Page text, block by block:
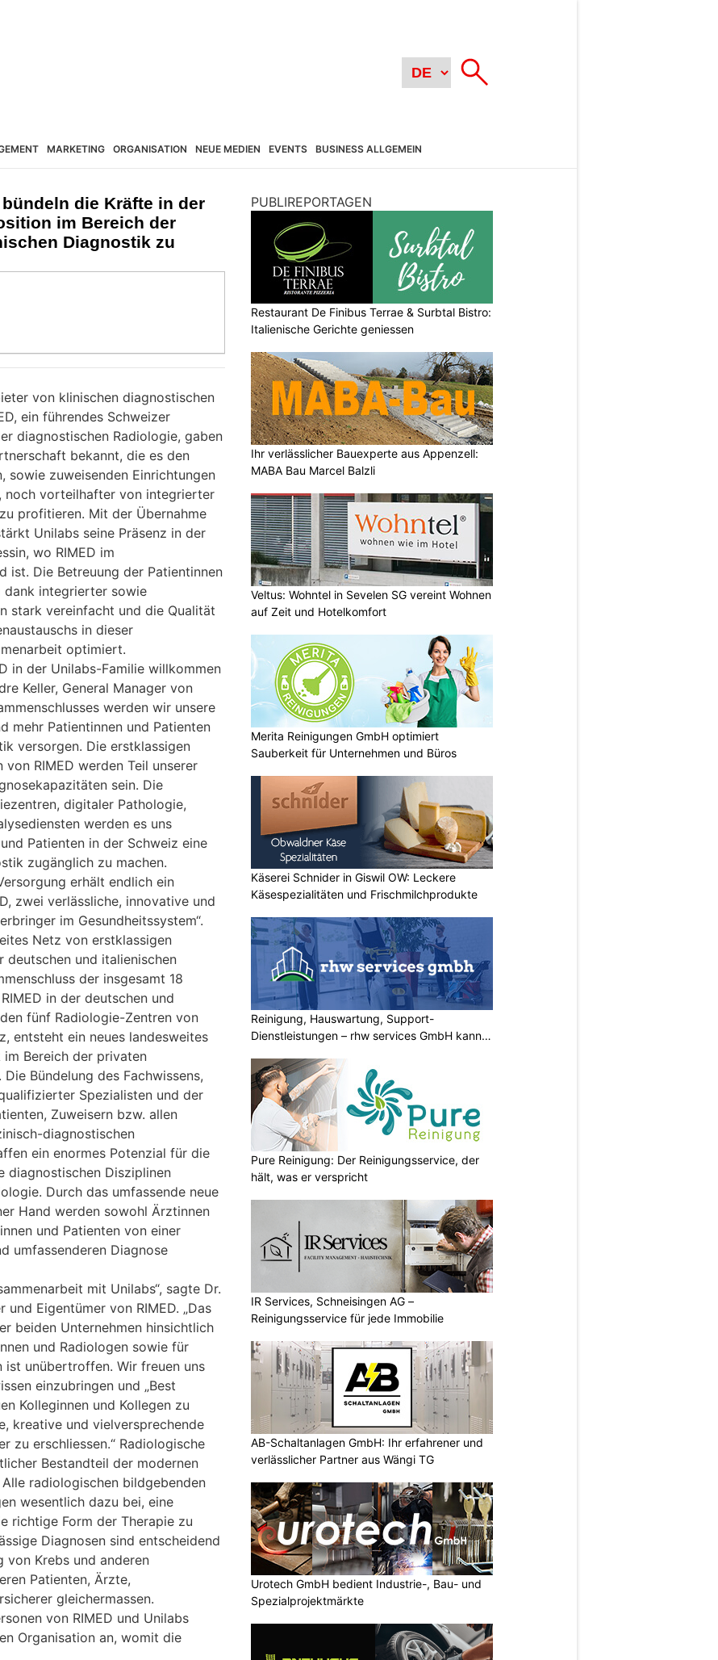
MARKETING ORGANISATION NEUE MEDIEN EVENTS BUSINESS ALLGEMEIN
die Kräfte in der
im Bereich der
Diagnostik zu
von klinischen diagnostischen
ein führendes Schweizer
diagnostischen Radiologie, gaben
bekannt, die es den
sowie zuweisenden Einrichtungen
noch vorteilhafter von integrierter
profitieren. Mit der Übernahme
Unilabs seine Präsenz in der
wo RIMED im
ist. Die Betreuung der Patientinnen
integrierter sowie
stark vereinfacht und die Qualität
in dieser
optimiert.
in der Unilabs-Familie willkommen
Keller, General Manager von
werden wir unsere
mehr Patientinnen und Patienten
versorgen. Die erstklassigen
RIMED werden Teil unserer
sein. Die
digitaler Pathologie,
werden es uns
Patienten in der Schweiz eine
zugänglich zu machen.
erhält endlich ein
zwei verlässliche, innovative und
im Gesundheitssystem“.
Netz von erstklassigen
deutschen und italienischen
der insgesamt 18
in der deutschen und
fünf Radiologie-Zentren von
entsteht ein neues landesweites
Bereich der privaten
Bündelung des Fachwissens,
Spezialisten und der
Zuweisern bzw. allen
diagnostischen
ein enormes Potenzial für die
diagnostischen Disziplinen
Durch das umfassende neue
Hand werden sowohl Ärztinnen
und Patienten von einer
umfassenderen Diagnose
mit Unilabs“, sagte Dr.
und Eigentümer von RIMED. „Das
beiden Unternehmen hinsichtlich
und Radiologen sowie für
ist unübertroffen. Wir freuen uns
einzubringen und „Best
Kolleginnen und Kollegen zu
kreative und vielversprechende
zu erschliessen.“ Radiologische
Bestandteil der modernen
radiologischen bildgebenden
wesentlich dazu bei, eine
richtige Form der Therapie zu
Diagnosen sind entscheidend
von Krebs und anderen
Patienten, Ärzte,
gleichermassen.
von RIMED und Unilabs
Organisation an, womit die
PUBLIREPORTAGEN
Restaurant De Finibus Terrae & Surbtal Bistro:
Italienische Gerichte geniessen
Ihr verlässlicher Bauexperte aus Appenzell:
MABA Bau Marcel Balzli
Veltus: Wohntel in Sevelen SG vereint Wohnen
auf Zeit und Hotelkomfort
Merita Reinigungen GmbH optimiert
Sauberkeit für Unternehmen und Büros
Käserei Schnider in Giswil OW: Leckere
Käsespezialitäten und Frischmilchprodukte
Reinigung, Hauswartung, Support-
Dienstleistungen – rhw services GmbH kann
Pure Reinigung: Der Reinigungsservice, der
hält, was er verspricht
IR Services, Schneisingen AG –
Reinigungsservice für jede Immobilie
AB-Schaltanlagen GmbH: Ihr erfahrener und
verlässlicher Partner aus Wängi TG
Urotech GmbH bedient Industrie-, Bau- und
Spezialprojektmärkte